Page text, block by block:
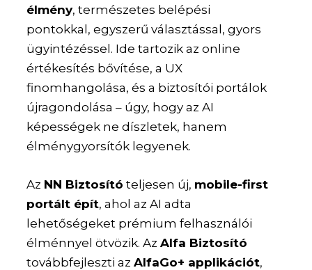
élmény, természetes belépési
pontokkal, egyszerű választással, gyors
ügyintézéssel. Ide tartozik az online
értékesítés bővítése, a UX
finomhangolása, és a biztosítói portálok
újragondolása – úgy, hogy az AI
képességek ne díszletek, hanem
élménygyorsítók legyenek.
Az NN Biztosító teljesen új, mobile-first
portált épít, ahol az AI adta
lehetőségeket prémium felhasználói
élménnyel ötvözik. AzAlfa Biztosító
továbbfejleszti azAlfaGo+ applikációt,